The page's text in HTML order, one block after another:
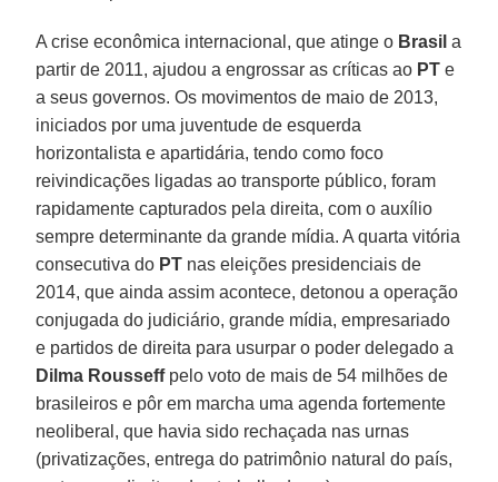
A crise econômica internacional, que atinge o Brasil a
partir de 2011, ajudou a engrossar as críticas ao PT e
a seus governos. Os movimentos de maio de 2013,
iniciados por uma juventude de esquerda
horizontalista e apartidária, tendo como foco
reivindicações ligadas ao transporte público, foram
rapidamente capturados pela direita, com o auxílio
sempre determinante da grande mídia. A quarta vitória
consecutiva do PT nas eleições presidenciais de
2014, que ainda assim acontece, detonou a operação
conjugada do judiciário, grande mídia, empresariado
e partidos de direita para usurpar o poder delegado a
Dilma Rousseffpelo voto de mais de 54 milhões de
brasileiros e pôr em marcha uma agenda fortemente
neoliberal, que havia sido rechaçada nas urnas
(privatizações, entrega do patrimônio natural do país,